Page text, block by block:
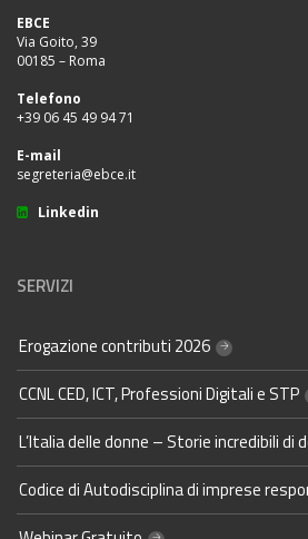
EBCE
Via Goito, 39
00185 – Roma
Telefono
+39 06 45 49 94 71
E-mail
segreteria@ebce.it
Linkedin
SERVIZI
Erogazione contributi 2026
CCNL CED, ICT, Professioni Digitali e STP
L’Italia delle donne – Storie incredibili di
Codice di Autodisciplina di imprese